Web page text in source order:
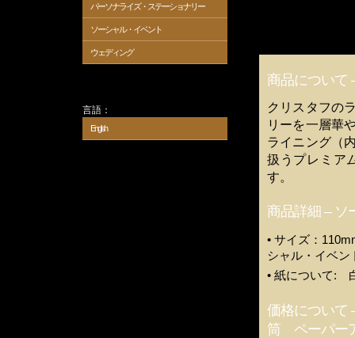
パーソナライズ・ステーショナリー
ソーシャル・イベント
ウェディング
言語：
English
商品について
クリスタフの
リーを一層華
ライニング（
扱うプレミア
す。
商品詳細 – ソ
• サイズ：
シャル・イベン
• 紙について:
価格について
筒 ペーパー